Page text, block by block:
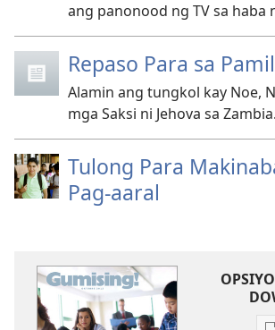
ang panonood ng TV sa haba
Repaso Para sa
Alamin ang tungkol kay Noe,
mga Saksi ni Jehova sa Zambia.
Tulong Para
Pag-aaral